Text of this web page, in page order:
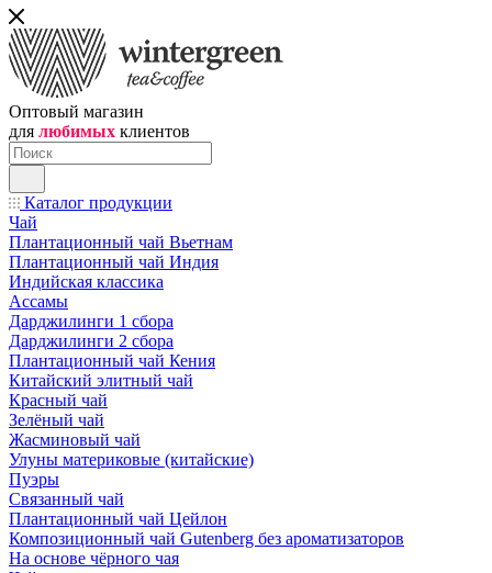
Оптовый магазин
для любимых клиентов
Каталог продукции
Чай
Плантационный чай Вьетнам
Плантационный чай Индия
Индийская классика
Ассамы
Дарджилинги 1 сбора
Дарджилинги 2 сбора
Плантационный чай Кения
Китайский элитный чай
Красный чай
Зелёный чай
Жасминовый чай
Улуны материковые (китайские)
Пуэры
Связанный чай
Плантационный чай Цейлон
Композиционный чай Gutenberg без ароматизаторов
На основе чёрного чая